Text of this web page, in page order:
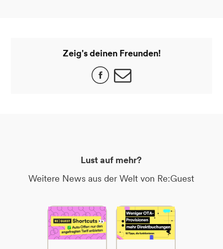
Zeig's deinen Freunden!
Lust auf mehr?
Weitere News aus der Welt von Re:Guest